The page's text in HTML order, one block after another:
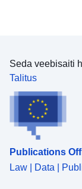
Seda veebisaiti
Talitus
Publications
Law | Data |